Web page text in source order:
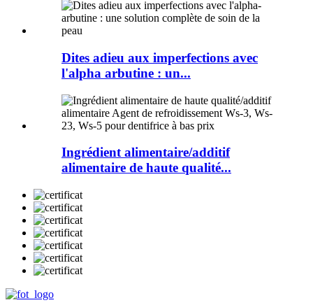
Dites adieu aux imperfections avec
l'alpha arbutine : un...
Ingrédient alimentaire/additif
alimentaire de haute qualité...